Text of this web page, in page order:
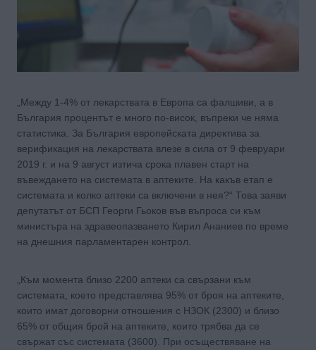
„Между 1-4% от лекарствата в Европа са фалшиви, а в
България процентът е много по-висок, въпреки че няма
статистика. За България европейската директива за
верификация на лекарствата влезе в сила от 9 февруари
2019 г. и на 9 август изтича срока плавен старт на
въвеждането на системата в аптеките. На какъв етап е
системата и колко аптеки са включени в нея?“ Това заяви
депутатът от БСП Георги Гьоков във въпроса си към
министъра на здравеопазването Кирил Ананиев по време
на днешния парламентарен контрол.
„Към момента близо 2200 аптеки са свързани към
системата, което представлява 95% от броя на аптеките,
които имат договорни отношения с НЗОК (2300) и близо
65% от общия брой на аптеките, които трябва да се
свържат със системата (3600). При осъществяване на